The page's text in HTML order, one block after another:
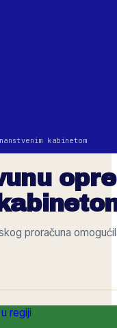
kabinetom
proračuna